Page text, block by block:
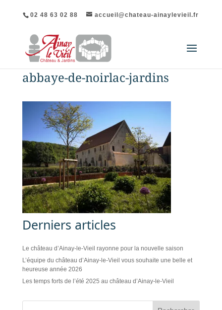
02 48 63 02 88 accueil@chateau-ainaylevieil.fr
abbaye-de-noirlac-jardins
Derniers articles
Le château d’Ainay-le-Vieil rayonne pour la nouvelle saison
L’équipe du château d’Ainay-le-Vieil vous souhaite une belle et
heureuse année 2026
Les temps forts de l’été 2025 au château d’Ainay-le-Vieil